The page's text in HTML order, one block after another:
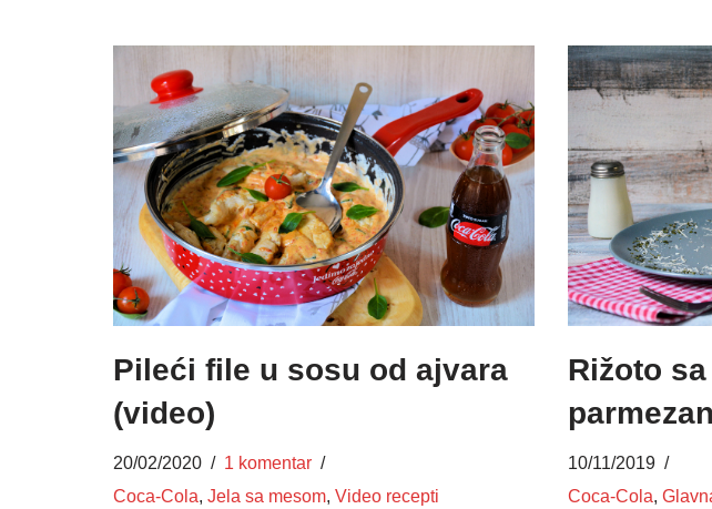
Pileći file u sosu od ajvara
(video)
20/02/2020
1 komentar
Coca-Cola, Jela sa mesom, Video recepti
Rižoto
10/11/2019
Coca-Cola,